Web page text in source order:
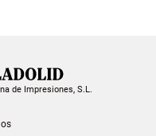
de Impresiones, S.L.